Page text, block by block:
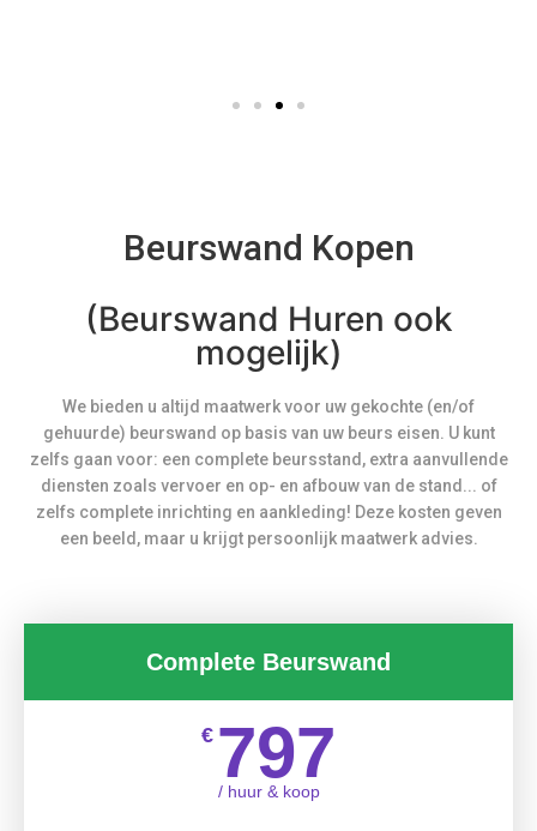
Beurswand Kopen
(Beurswand Huren ook
mogelijk)
We bieden u altijd maatwerk voor uw gekochte (en/of
gehuurde) beurswand op basis van uw beurs eisen. U kunt
zelfs gaan voor: een complete beursstand, extra aanvullende
diensten zoals vervoer en op- en afbouw van de stand... of
zelfs complete inrichting en aankleding! Deze kosten geven
een beeld, maar u krijgt persoonlijk maatwerk advies.
Complete Beurswand
€ 797
/ huur & koop